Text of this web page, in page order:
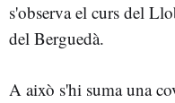
s'observa el curs del
del Berguedà.
A això s'hi suma una